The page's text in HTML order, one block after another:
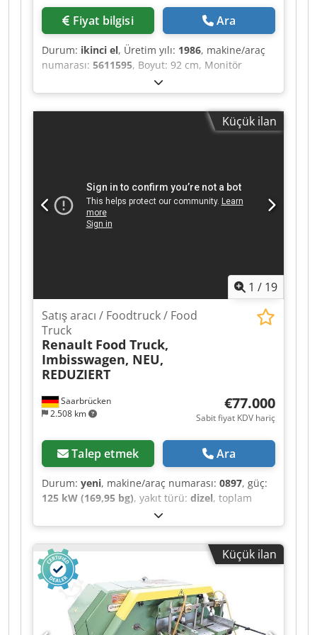
handle all necessary paperwork (TÜV inspection
and certification). Warranty: One-year warranty
on body and kitchen Renault manufacturer's
warranty Of course, we can customize this
model for you! Do you need a shorter or longer
version? Would you like different fittings for this
higher payload or more sales hatches? Many
vehicle details can be configured according to
Fiyat bilgisi Ara
Durum: ikinci el, Üretim yılı: 1986, makine/araç
numarası: 5611595, Boyut: 92 cm, Monitör
Küçük ilan
1 / 19
Saarbrücken
2.508 km
Satış aracı / Foodtruck / Food
Truck
Renault Food Truck,
Imbisswagen, NEU,
REDUZIERT
€77.000
Sabit fiyat KDV hariç
Talep etmek Ara
Durum: yeni, makine/araç numarası: 0897, güç:
125 kW (169,95 bg), yakıt türü: dizel, toplam
beyaz
mekanik, koltuk sayısı:3, Vehicle Description
Fully equipped, brand new food truck with a new
kitchen. We offer flexible hire-purchase and
leasing options. Please contact us for details.
This vehicle is new and the kitchen has been
constructed with great attention to detail. Our
company specializes in the professional
conversion of new and used vehicles into food
Küçük ilan